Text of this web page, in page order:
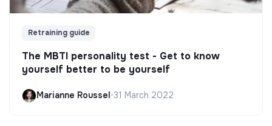
Retraining guide
The MBTI personality test - Get to know
yourself better to be yourself
Marianne Roussel•31 March 2022